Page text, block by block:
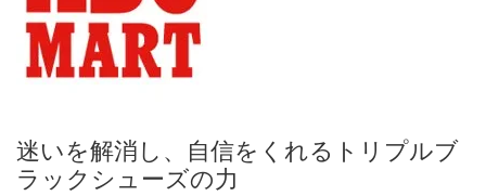
迷いを解消し、自信をくれるトリプルブ
ラックシューズの力